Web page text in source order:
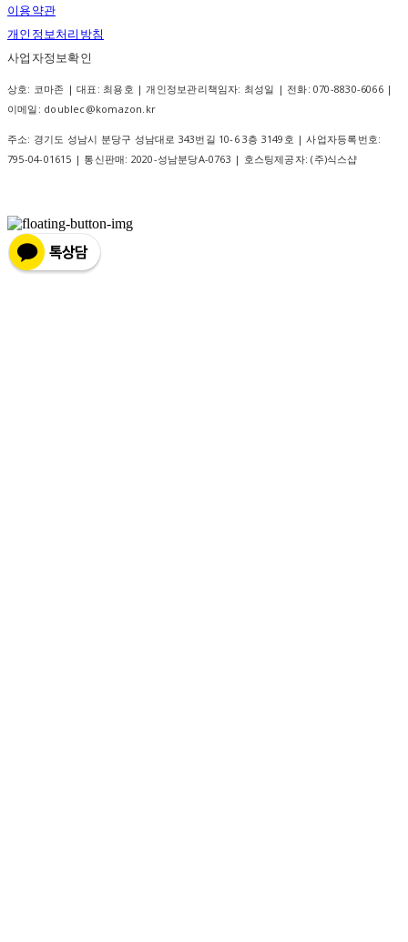
이용약관
개인정보처리방침
사업자정보확인
상호: 코마존 | 대표: 최용호 | 개인정보관리책임자: 최성일 | 전화: 070-8830-6066 |
이메일: doublec@komazon.kr
주소: 경기도 성남시 분당구 성남대로 343번길 10-6 3층 3149호 | 사업자등록번호:
795-04-01615 | 통신판매: 2020-성남분당A-0763 | 호스팅제공자: (주)식스샵